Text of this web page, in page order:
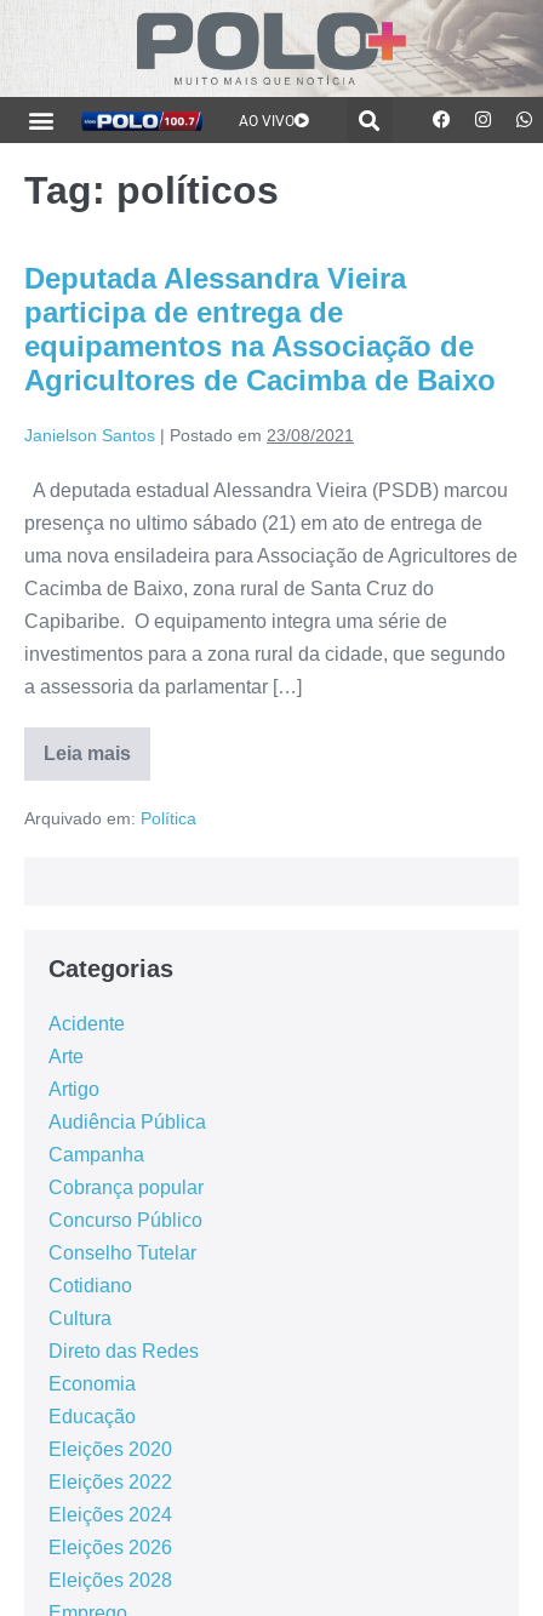
AO VIVO
Tag: políticos
Deputada Alessandra Vieira
participa de entrega de
equipamentos na Associação de
Agricultores de Cacimba de Baixo
Janielson Santos | Postado em 23/08/2021
A deputada estadual Alessandra Vieira (PSDB) marcou
presença no ultimo sábado (21) em ato de entrega de
uma nova ensiladeira para Associação de Agricultores de
Cacimba de Baixo, zona rural de Santa Cruz do
Capibaribe. O equipamento integra uma série de
investimentos para a zona rural da cidade, que segundo
a assessoria da parlamentar […]
Leia mais
Arquivado em: Política
Categorias
Acidente
Arte
Artigo
Audiência Pública
Campanha
Cobrança popular
Concurso Público
Conselho Tutelar
Cotidiano
Cultura
Direto das Redes
Economia
Educação
Eleições 2020
Eleições 2022
Eleições 2024
Eleições 2026
Eleições 2028